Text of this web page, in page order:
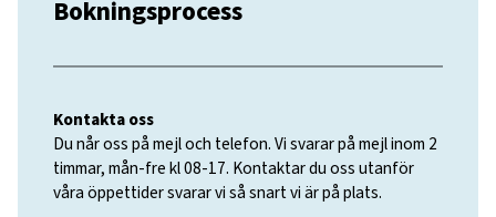
Bokningsprocess
Kontakta oss
Du når oss på mejl och telefon. Vi svarar på mejl inom 2
timmar, mån-fre kl 08-17. Kontaktar du oss utanför
våra öppettider svarar vi så snart vi är på plats.